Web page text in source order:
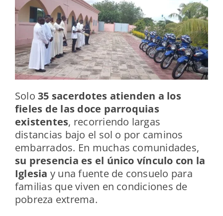
Solo35 sacerdotes atienden a los
fieles de las doce parroquias
existentes, recorriendo largas
distancias bajo el sol o por caminos
embarrados. En muchas comunidades,
su presencia es el único vínculo con la
Iglesia y una fuente de consuelo para
familias que viven en condiciones de
pobreza extrema.